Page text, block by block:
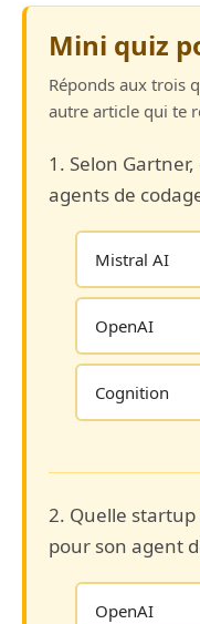
Mini quiz
Réponds aux trois
autre article qui te
1. Selon
agents de
Mistral AI
OpenAI
Cognition
2. Quelle
pour son agent
OpenAI